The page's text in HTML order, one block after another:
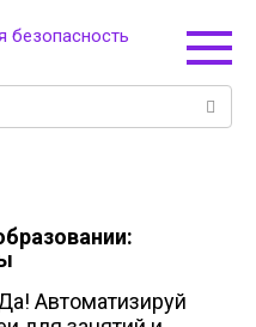
Автоматизируй